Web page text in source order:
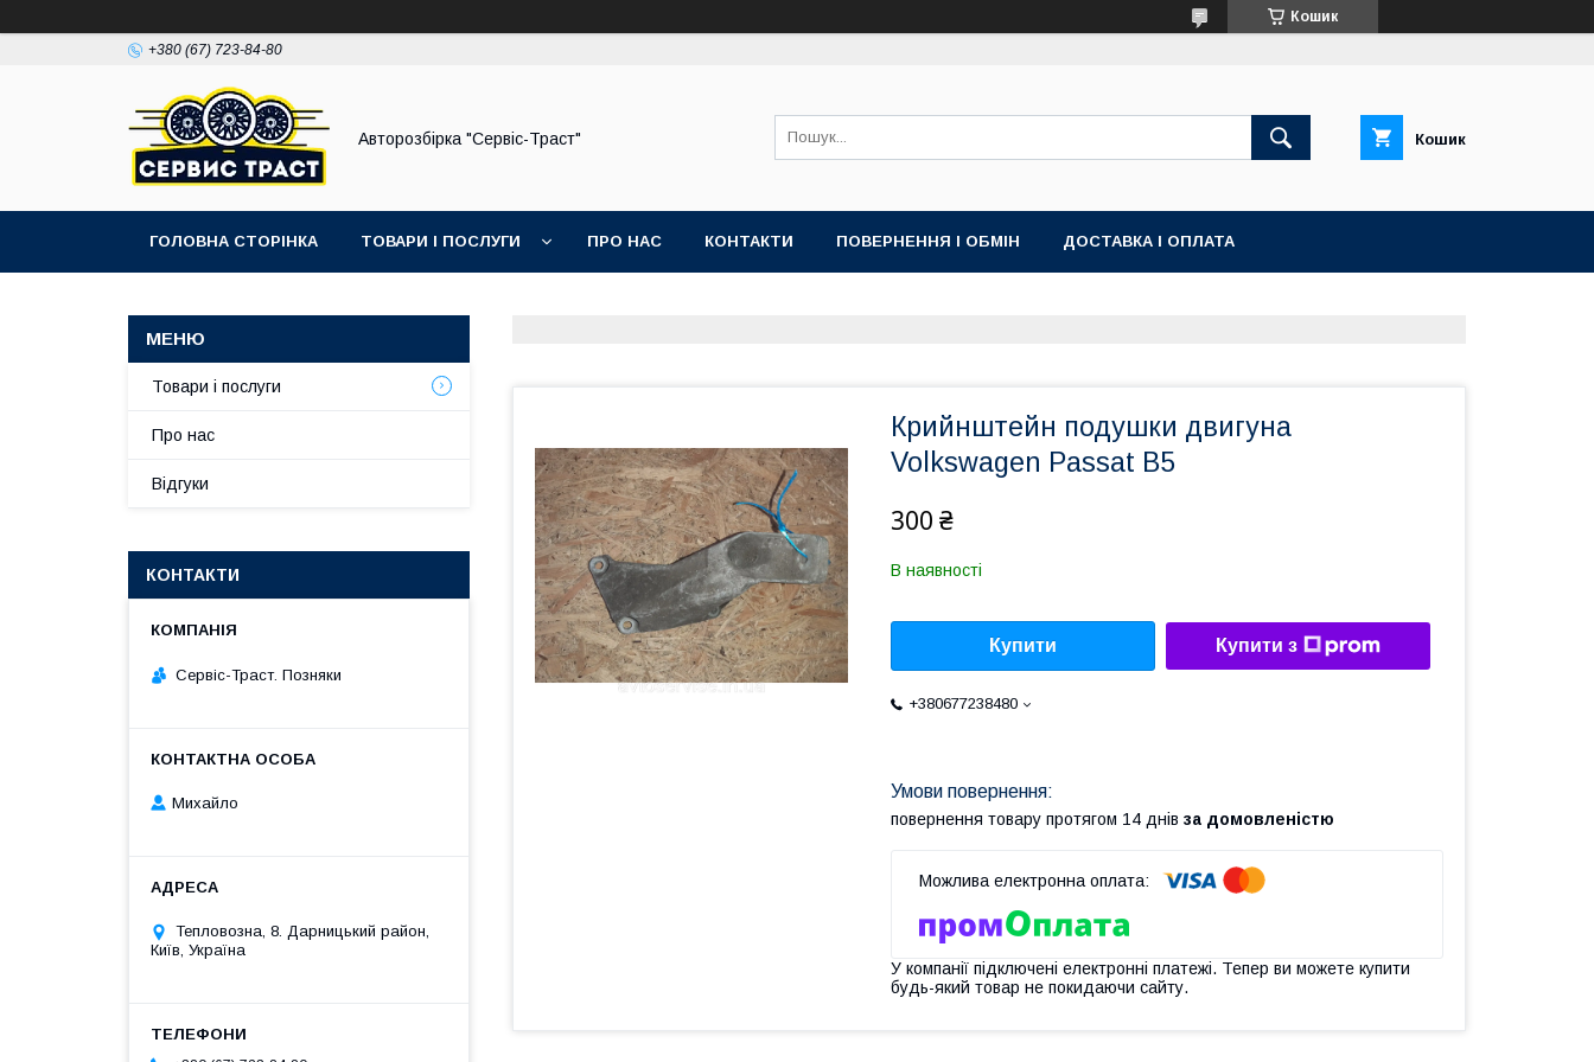
Кошик
+380 (67) 723-84-80
Авторозбірка "Сервіс-Траст" Кошик
ГОЛОВНА СТОРІНКА ТОВАРИ І ПОСЛУГИ ПРО НАС КОНТАКТИ ПОВЕРНЕННЯ І ОБМІН ДОСТАВКА І ОПЛАТА
Крийнштейн подушки двигуна
Volkswagen Passat B5
300 ₴
В наявності
Купити Купити з
+380677238480
повернення товару протягом 14 днів за домовленістю
У компанії підключені електронні платежі. Тепер ви можете купити
будь-який товар не покидаючи сайту.
Товари і послуги
Про нас
Відгуки
КОНТАКТИ
Сервіс-Траст. Позняки
Михайло
Тепловозна, 8. Дарницький район,
Київ, Україна